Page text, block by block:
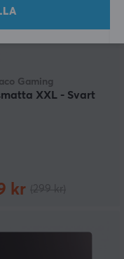
Gaming
XXL - Svart
kr